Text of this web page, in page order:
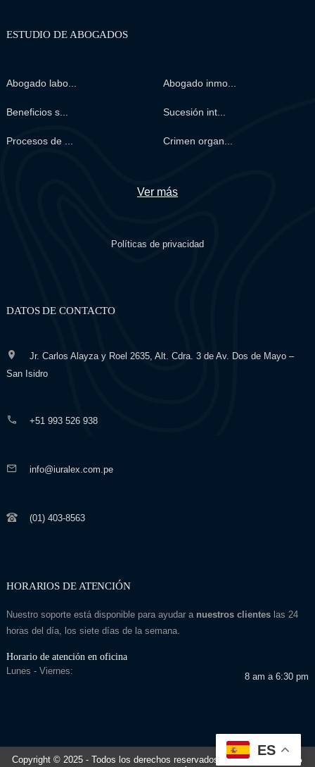
ESTUDIO DE ABOGADOS
Abogado labo... Abogado inmo...
Beneficios s... Sucesión int...
Procesos de ... Crimen organ...
Ver más
Políticas de privacidad
DATOS DE CONTACTO
Jr. Carlos Alayza y Roel 2635, Alt. Cdra. 3 de Av. Dos de Mayo –
San Isidro
+51 993 526 938
info@iuralex.com.pe
(01) 403-8563
HORARIOS DE ATENCIÓN
Nuestro soporte está disponible para ayudar a nuestros clienteslas 24
horas del día, los siete días de la semana.
Horario de atención en oficina
Lunes - Viernes:
8 am a 6:30 pm
Copyright © 2025- Todos los derechos reservados
Desarrollado por: Seo
ES